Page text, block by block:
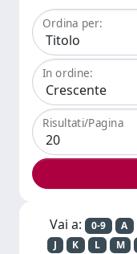
Ordina per:
In ordine:
Risultati/Pagina
Vai a: 0-9 A
J
K L M